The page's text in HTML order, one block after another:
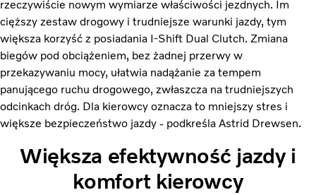
rzeczywiście nowym wymiarze właściwości jezdnych. Im
cięższy zestaw drogowy i trudniejsze warunki jazdy, tym
większa korzyść z posiadania I-Shift Dual Clutch. Zmiana
biegów pod obciążeniem, bez żadnej przerwy w
przekazywaniu mocy, ułatwia nadążanie za tempem
panującego ruchu drogowego, zwłaszcza na trudniejszych
odcinkach dróg. Dla kierowcy oznacza to mniejszy stres i
większe bezpieczeństwo jazdy - podkreśla Astrid Drewsen.
Większa efektywność jazdy i
komfort kierowcy